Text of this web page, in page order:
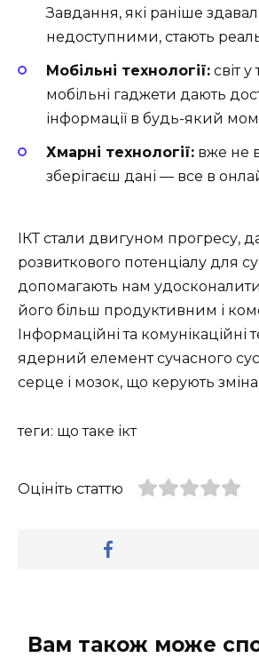
Завдання, які раніше
недоступними, стають
Мобільні технології: світ
мобільні гаджети дають
інформації в будь-який
Хмарні технології: вже не
зберігаєш дані — все в
ІКТ стали двигуном прогресу,
розвиткового потенціалу для
допомагають нам
його більш продуктивним і
Інформаційні та комунікаційні
ядерний елемент сучасного
серце і мозок, що керують
теги: що таке ікт
Оцініть статтю
Вам також може